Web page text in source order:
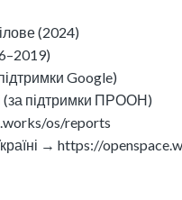
(2024)
Google)
(за підтримки ПРООН)
os/reports
→ https://